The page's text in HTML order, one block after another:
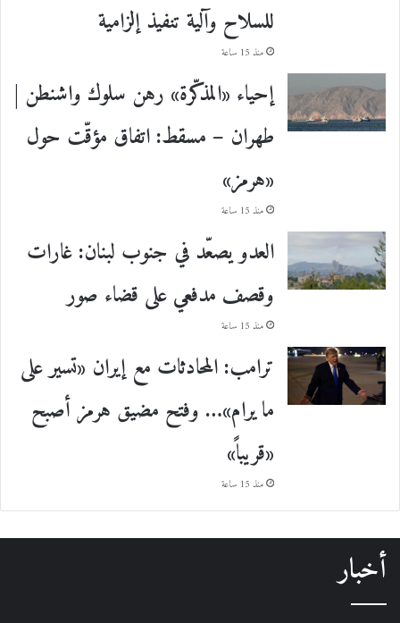
للسلاح وآلية تنفيذ إلزامية
منذ 15 ساعة
إحياء «المذكّرة» رهن سلوك واشنطن |
طهران – مسقط: اتفاق مؤقّت حول
«هرمز»
منذ 15 ساعة
العدو يصعّد في جنوب لبنان: غارات
وقصف مدفعي على قضاء صور
منذ 15 ساعة
ترامب: المحادثات مع إيران «تسير على
ما يرام»… وفتح مضيق هرمز أصبح
«قريباً»
منذ 15 ساعة
أخبار